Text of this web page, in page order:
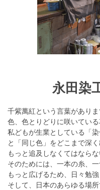
永田染
千紫萬紅という言葉があり
色、色とりどりに咲いてい
私どもが生業としている「
と「同じ色」をどこまで深く
もっと追及しなくてはならな
そのためには、一本の糸、
もっと広げるため、日々勉強
そして、日本のあらゆる場